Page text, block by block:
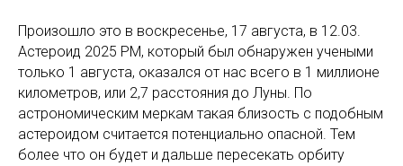
Произошло это в воскресенье, 17 августа, в 12.03.
Астероид 2025 РМ, который был обнаружен учеными
только 1 августа, оказался от нас всего в 1 миллионе
километров, или 2,7 расстояния до Луны. По
астрономическим меркам такая близость с подобным
астероидом считается потенциально опасной. Тем
более что он будет и дальше пересекать орбиту